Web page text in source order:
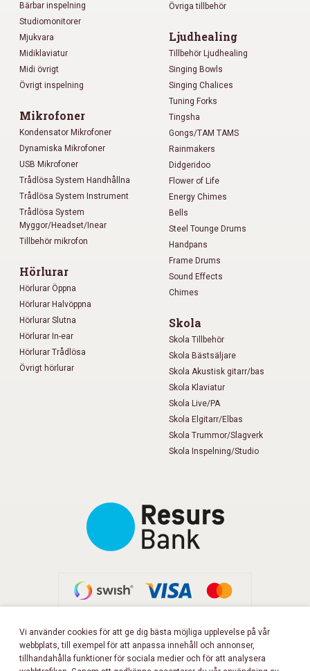
Bärbar inspelning
Studiomonitorer
Mjukvara
Midiklaviatur
Midi övrigt
Övrigt inspelning
Mikrofoner
Kondensator Mikrofoner
Dynamiska Mikrofoner
USB Mikrofoner
Trådlösa System Handhållna
Trådlösa System Instrument
Trådlösa System
Myggor/Headset/Inear
Tillbehör mikrofon
Hörlurar
Hörlurar Öppna
Hörlurar Halvöppna
Hörlurar Slutna
Hörlurar In-ear
Hörlurar Trådlösa
Övrigt hörlurar
Övriga tillbehör
Ljudhealing
Tillbehör Ljudhealing
Singing Bowls
Singing Chalices
Tuning Forks
Tingsha
Gongs/TAM TAMS
Rainmakers
Didgeridoo
Flower of Life
Energy Chimes
Bells
Steel Tounge Drums
Handpans
Frame Drums
Sound Effects
Chimes
Skola
Skola Tillbehör
Skola Bästsäljare
Skola Akustisk gitarr/bas
Skola Klaviatur
Skola Live/PA
Skola Elgitarr/Elbas
Skola Trummor/Slagverk
Skola Inspelning/Studio
FÖLJ OSS PÅ FACEBOOK!
Vi använder cookies för att ge dig bästa möjliga upplevelse på vår
webbplats, till exempel för att anpassa innehåll och annonser,
tillhandahålla funktioner för sociala medier och för att analysera